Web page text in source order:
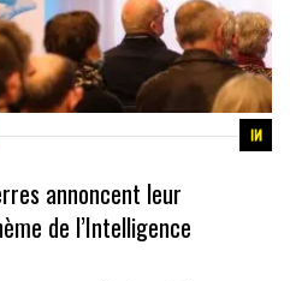
annoncent leur
de l’Intelligence